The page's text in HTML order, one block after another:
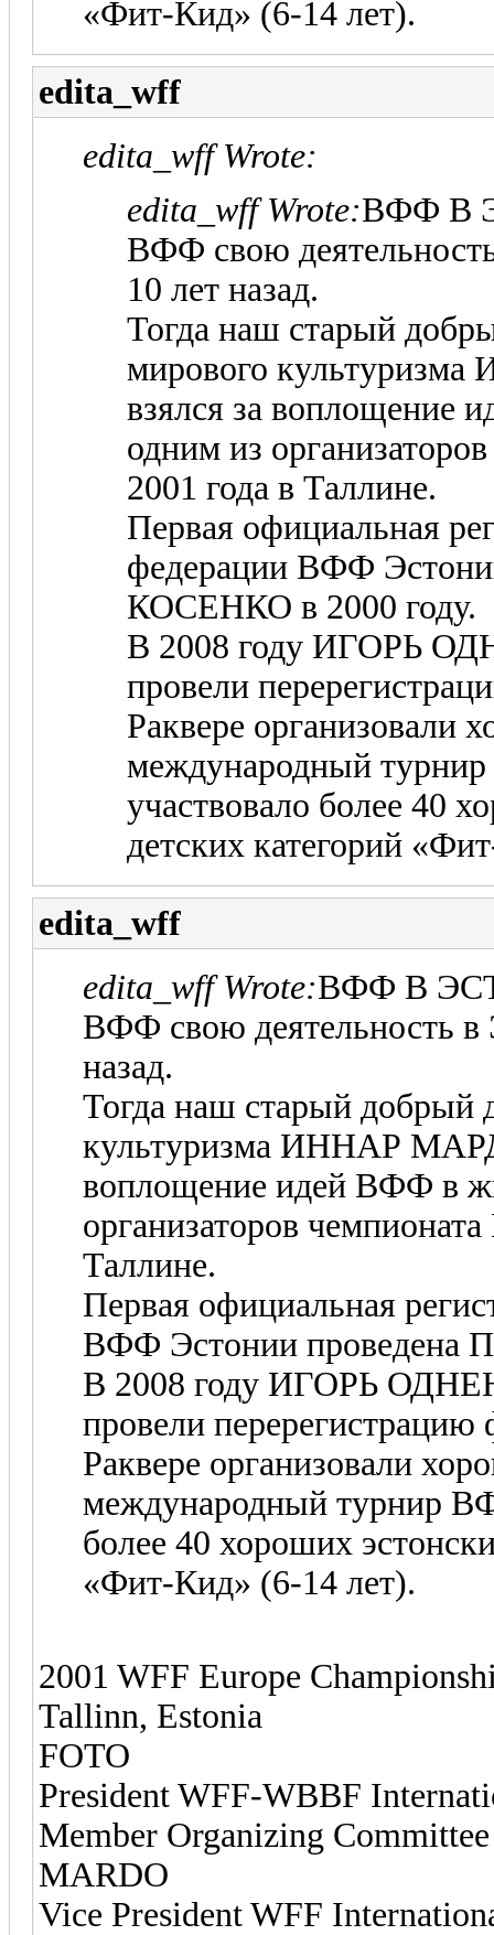
«Фит-Кид» (6-14 лет).
edita_wff
edita_wff Wrote:
edita_wff Wrote:ВФФ В
ВФФ свою
10 лет назад.
Тогда наш старый
мирового
взялся за воплощение
одним из
2001 года в Таллине.
Первая официальная
федерации ВФФ
КОСЕНКО в 2000 году.
В 2008 году ИГОРЬ
провели
Раквере организовали
международный
участвовало более 40
детских категорий
edita_wff
edita_wff Wrote:ВФФ В
ВФФ свою деятельность в
назад.
Тогда наш старый добрый
культуризма ИННАР
воплощение идей ВФФ в
организаторов
Таллине.
Первая официальная
ВФФ Эстонии
В 2008 году ИГОРЬ
провели
Раквере организовали
международный турнир
более 40 хороших
«Фит-Кид» (6-14 лет).
2001 WFF Europe
Tallinn, Estonia
FOTO
President WFF-WBBF
Member Organizing
MARDO
Vice President WFF